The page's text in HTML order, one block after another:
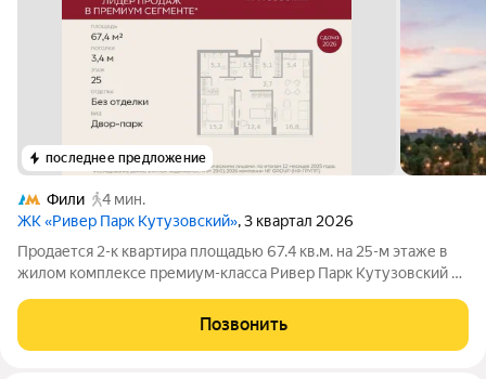
последнее предложение
Фили
4 мин.
ЖК «Ривер Парк Кутузовский», 3 квартал 2026
Продается 2-к квартира площадью 67.4 кв.м. на 25-м этаже в
жилом комплексе премиум-класса Ривер Парк Кутузовский в
Кутузовский строится в одном из самых престижных районов
столицы Дорогомилово, на
Позвонить